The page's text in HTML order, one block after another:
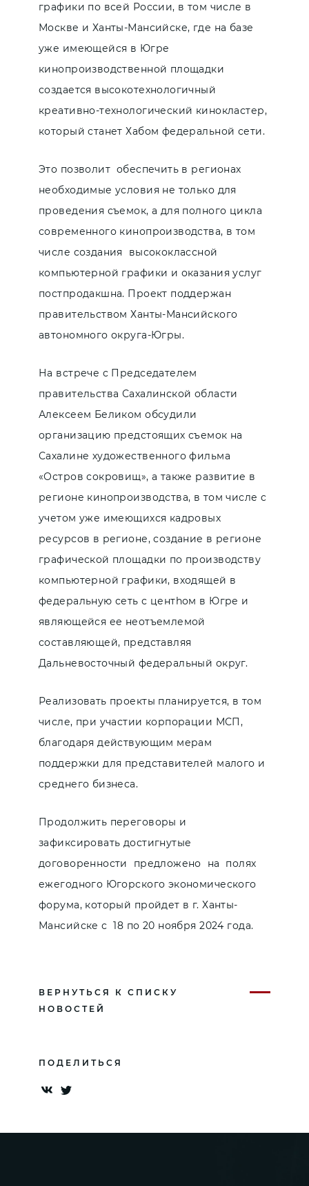
графики по всей России, в том числе в
Москве и Ханты-Мансийске, где на базе
уже имеющейся в Югре
кинопроизводственной площадки
создается высокотехнологичный
креативно-технологический кинокластер,
который станет Хабом федеральной сети.
Это позволит обеспечить в регионах
необходимые условия не только для
проведения съемок, а для полного цикла
современного кинопроизводства, в том
числе создания высококлассной
компьютерной графики и оказания услуг
постпродакшна. Проект поддержан
правительством Ханты-Мансийского
автономного округа-Югры.
На встрече с Председателем
правительства Сахалинской области
Алексеем Беликом обсудили
организацию предстоящих съемок на
Сахалине художественного фильма
«Остров сокровищ», а также развитие в
регионе кинопроизводства, в том числе c
учетом уже имеющихся кадровых
ресурсов в регионе, создание в регионе
графической площадки по производству
компьютерной графики, входящей в
федеральную сеть с центhом в Югре и
являющейся ее неотъемлемой
составляющей, представляя
Дальневосточный федеральный округ.
Реализовать проекты планируется, в том
числе, при участии корпорации МСП,
благодаря действующим мерам
поддержки для представителей малого и
среднего бизнеса.
Продолжить переговоры и
зафиксировать достигнутые
договоренности предложено на полях
ежегодного Югорского экономического
форума, который пройдет в г. Ханты-
Мансийске с 18 по 20 ноября 2024 года.
ВЕРНУТЬСЯ К СПИСКУ
НОВОСТЕЙ
ПОДЕЛИТЬСЯ